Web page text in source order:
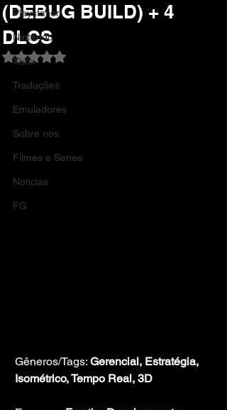
Playstation
Nintendo
Xbox
Traduções
Emuladores
Sobre nos
Filmes e Series
Noticias
FG
(DEBUG BUILD) + 4
DLCS
Avaliado com NaN de 5 estrelas.
Gêneros/Tags: Gerencial, Estratégia,
Isométrico, Tempo Real, 3D